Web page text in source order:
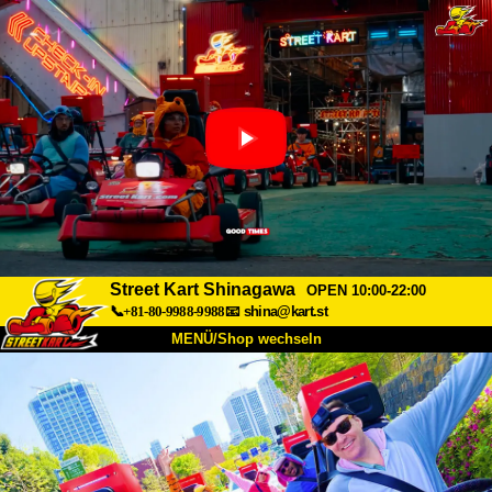
Street Kart Shinagawa
OPEN 10:00-22:00
📞+81-80-9988-9988📧 shina@kart.st
MENÜ/Shop wechseln
START
Über uns Spezifikationen Preise
Anfahrt Bewertungen FAQ